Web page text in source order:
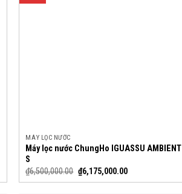
MÁY LỌC NƯỚC
Máy lọc nước ChungHo IGUASSU AMBIENT
S
₫6,500,000.00 ₫6,175,000.00